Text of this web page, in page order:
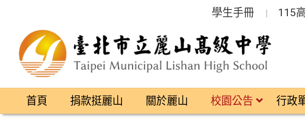
區
學生手冊 115
首頁 捐款挺麗山 關於麗山 校園公告 行政